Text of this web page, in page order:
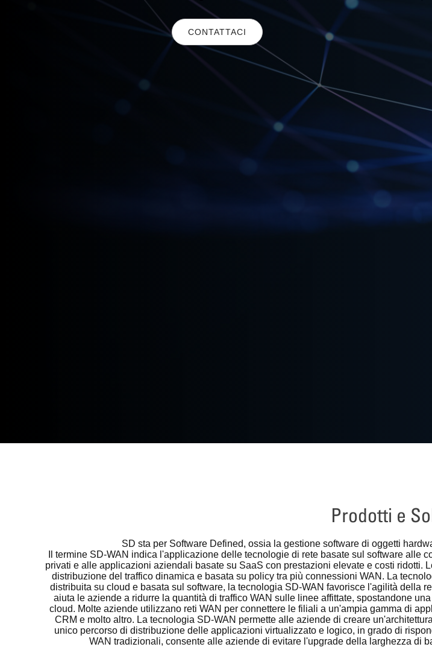
CONTATTACI
Prodotti e
SD sta per Software Defined, ossia la gestione software di oggetti
Il termine SD-WAN indica l'applicazione delle tecnologie di rete basate sul software
privati e alle applicazioni aziendali basate su SaaS con prestazioni elevate e costi
distribuzione del traffico dinamica e basata su policy tra più connessioni WAN. La
distribuita su cloud e basata sul software, la tecnologia SD-WAN favorisce l'agilità della
aiuta le aziende a ridurre la quantità di traffico WAN sulle linee affittate, spostandone
cloud. Molte aziende utilizzano reti WAN per connettere le filiali a un'ampia gamma di
CRM e molto altro. La tecnologia SD-WAN permette alle aziende di creare
unico percorso di distribuzione delle applicazioni virtualizzato e logico, in grado di
WAN tradizionali, consente alle aziende di evitare l'upgrade della larghezza di